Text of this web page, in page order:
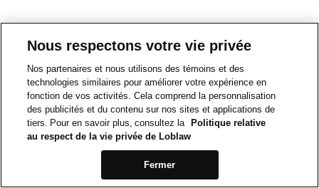
Nous respectons votre vie privée
Nos partenaires et nous utilisons des témoins et des
technologies similaires pour améliorer votre expérience en
fonction de vos activités. Cela comprend la personnalisation
des publicités et du contenu sur nos sites et applications de
tiers. Pour en savoir plus, consultez la
Politique relative
au respect de la vie privée de Loblaw
Fermer